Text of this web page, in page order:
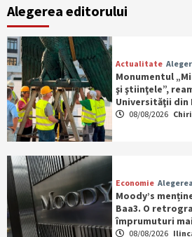
Alegerea editorului
Actualitate
Monumentul
şi ştiinţele”,
Universităţii din
08/08/2026
Economie
Moody’s
Baa3. O
împrumuturi
08/08/2026